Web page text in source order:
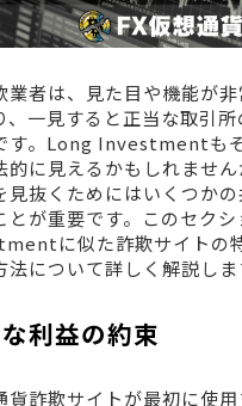
業者は、見た目や機能が
、一見すると正当な取引所
す。Long Investmentも
的に見えるかもしれませ
見抜くためにはいくつか
が重要です。このセクシ
に似た詐欺サイトの
について詳しく解説しま
利益の約束
貨詐欺サイトが最初に使用